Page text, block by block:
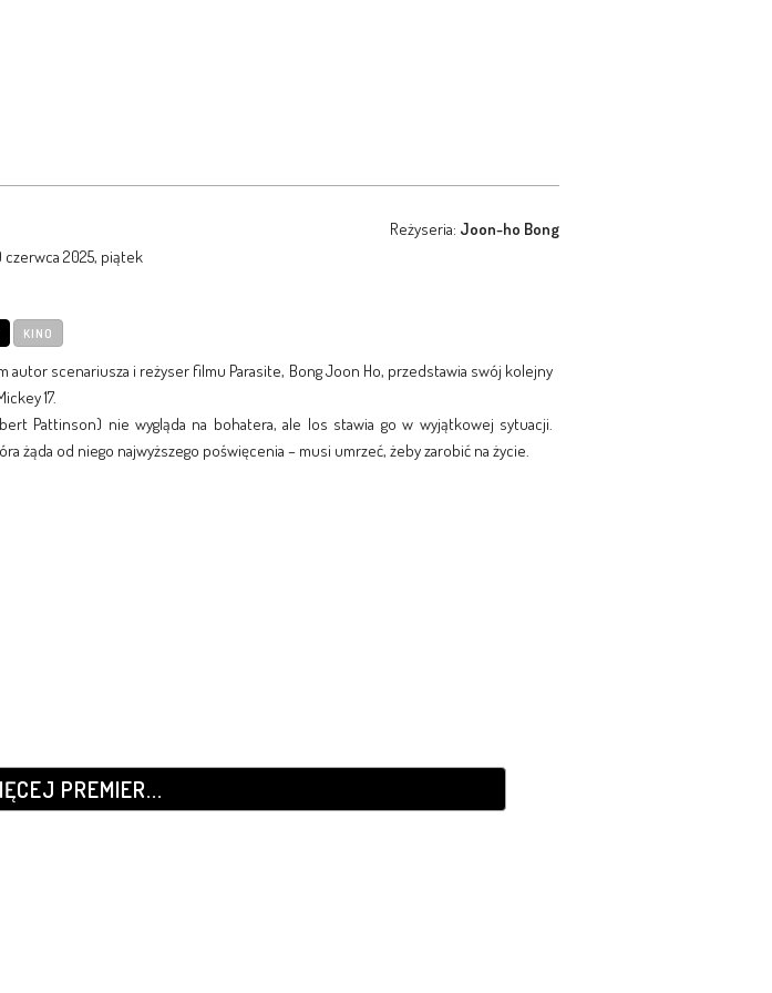
2025, piątek
Reżyseria: Joon-ho Bong
KINO
autor scenariusza i reżyser filmu Parasite, Bong Joon Ho, przedstawia swój kolejny
17.
Pattinson) nie wygląda na bohatera, ale los stawia go w wyjątkowej sytuacji.
żąda od niego najwyższego poświęcenia – musi umrzeć, żeby zarobić na życie.
PREMIER...